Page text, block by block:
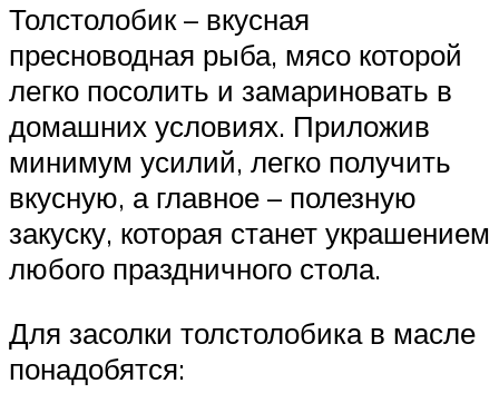
Толстолобик – вкусная
пресноводная рыба, мясо которой
легко посолить и замариновать в
домашних условиях. Приложив
минимум усилий, легко получить
вкусную, а главное – полезную
закуску, которая станет украшением
любого праздничного стола.
Для засолки толстолобика в масле
понадобятся: